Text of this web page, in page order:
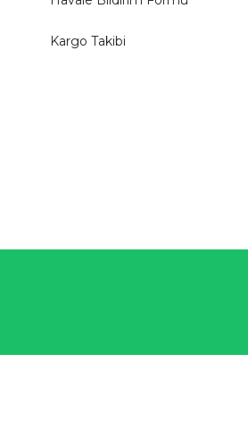
Kargo Takibi